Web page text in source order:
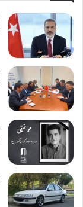
ه
ا
ر
ا
ن‌
خ
و
د
ر
و
ش
ن
ا